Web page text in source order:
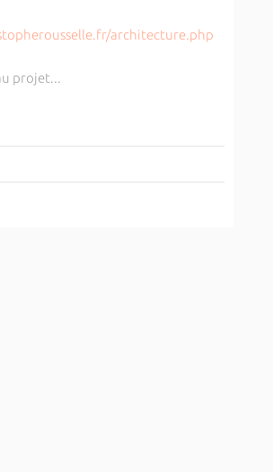
architecture.php
projet...